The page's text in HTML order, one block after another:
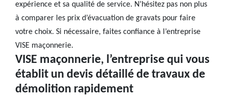
expérience et sa qualité de service. N’hésitez pas non plus
à comparer les prix d’évacuation de gravats pour faire
votre choix. Si nécessaire, faites confiance à l’entreprise
VISE maçonnerie.
VISE maçonnerie, l’entreprise qui vous
établit un devis détaillé de travaux de
démolition rapidement